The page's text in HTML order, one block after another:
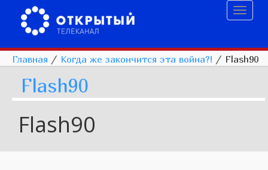
Главная / Когда же закончится эта война?! / Flash90
Flash90
Flash90